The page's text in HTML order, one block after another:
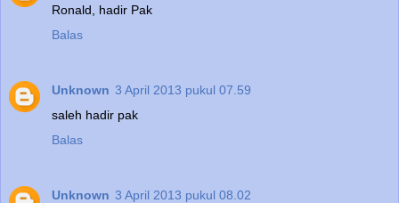
Ronald, hadir Pak
Balas
Unknown 3 April 2013 pukul 07.59
saleh hadir pak
Balas
Unknown 3 April 2013 pukul 08.02